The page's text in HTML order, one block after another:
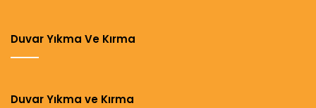
Duvar Yıkma Ve Kırma
Duvar Yıkma ve Kırma